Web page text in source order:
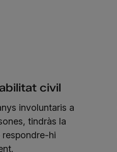
civil
involuntaris a
tindràs la
hi